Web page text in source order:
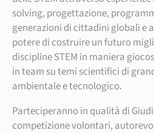
solving, progettazione,
generazioni di cittadini globali e
potere di costruire un futuro
discipline STEM in maniera
in team su temi scientifici di
ambientale e tecnologico.
Parteciperanno in qualità di
competizione volontari,